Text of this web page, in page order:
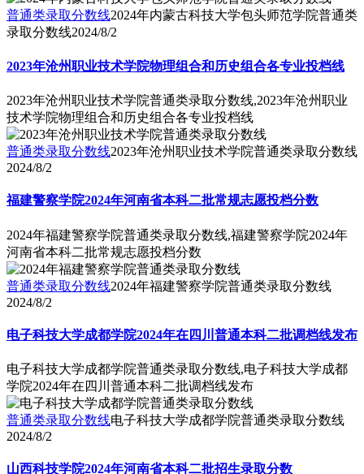
普通类录取分数线2024年内蒙古科技大学包头师范学院普通类
录取分数线2024/8/2
2023年沧州职业技术学院物理组合和历史组合各专业投档线
2023年沧州职业技术学院普通类录取分数线,2023年沧州职业
技术学院物理组合和历史组合各专业投档线
普通类录取分数线2023年沧州职业技术学院普通类录取分数线
2024/8/2
福建警察学院2024年河南省本科二批常规志愿投档分数
2024年福建警察学院普通类录取分数线,福建警察学院2024年
河南省本科二批常规志愿投档分数
普通类录取分数线2024年福建警察学院普通类录取分数线
2024/8/2
电子科技大学成都学院2024年在四川普通本科二批调档线发布
电子科技大学成都学院普通类录取分数线,电子科技大学成都
学院2024年在四川普通本科二批调档线发布
普通类录取分数线电子科技大学成都学院普通类录取分数线
2024/8/2